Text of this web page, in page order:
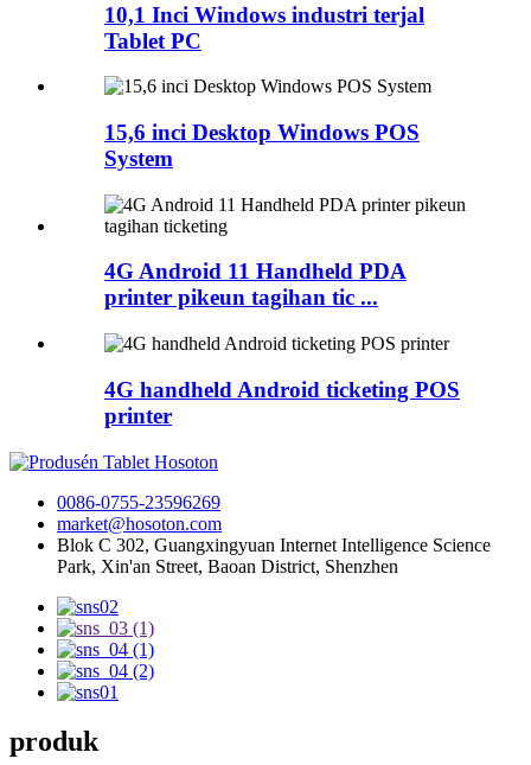
10,1 Inci Windows industri terjal
Tablet PC
15,6 inci Desktop Windows POS
System
4G Android 11 Handheld PDA
printer pikeun tagihan tic ...
4G handheld Android ticketing POS
printer
0086-0755-23596269
market@hosoton.com
Blok C 302, Guangxingyuan Internet Intelligence Science
Park, Xin'an Street, Baoan District, Shenzhen
produk